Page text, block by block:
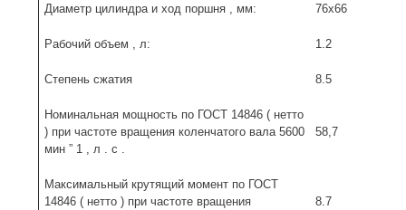
Диаметр цилиндра и ход поршня , мм: 76x66
Рабочий объем , л: 1.2
Степень сжатия 8.5
Номинальная мощность по ГОСТ 14846 ( нетто
) при часто­те вращения коленчатого вала 5600
мин ” 1 , л . с .
58,7
Максимальный крутящий момент по ГОСТ
14846 ( нетто ) при частоте вращения
8.7